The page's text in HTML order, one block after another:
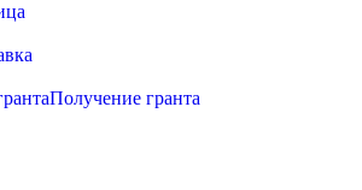
Получение гранта